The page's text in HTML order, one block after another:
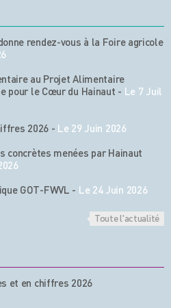
rendez-vous à la Foire agricole
au Projet Alimentaire
pour le Cœur du Hainaut - Le 7 Juil
2026 - Le 29 Juin 2026
concrètes menées par Hainaut
GOT-FWVL - Le 24 Juin 2026
Toute l'actualité
et en chiffres 2026